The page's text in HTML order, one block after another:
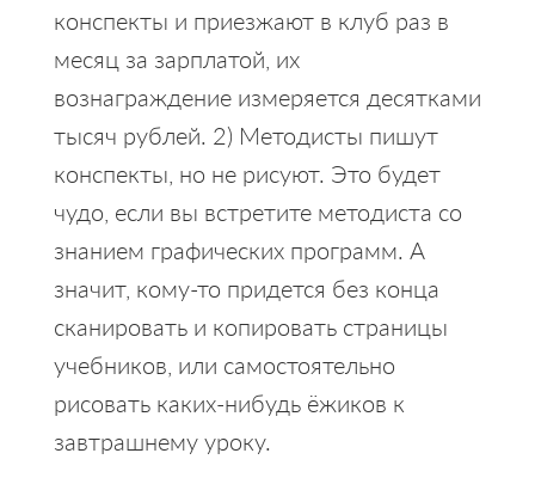
конспекты и приезжают в клуб раз в
месяц за зарплатой, их
вознаграждение измеряется десятками
тысяч рублей. 2) Методисты пишут
конспекты, но не рисуют. Это будет
чудо, если вы встретите методиста со
знанием графических программ. А
значит, кому-то придется без конца
сканировать и копировать страницы
учебников, или самостоятельно
рисовать каких-нибудь ёжиков к
завтрашнему уроку.